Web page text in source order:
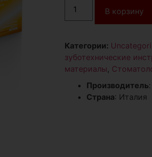
В корзину
Категории:
зуботехнические
материалы,
Производитель
Страна: Италия